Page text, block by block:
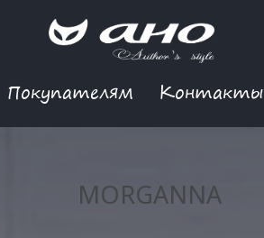
Покупателям Контакты
MORGANNA